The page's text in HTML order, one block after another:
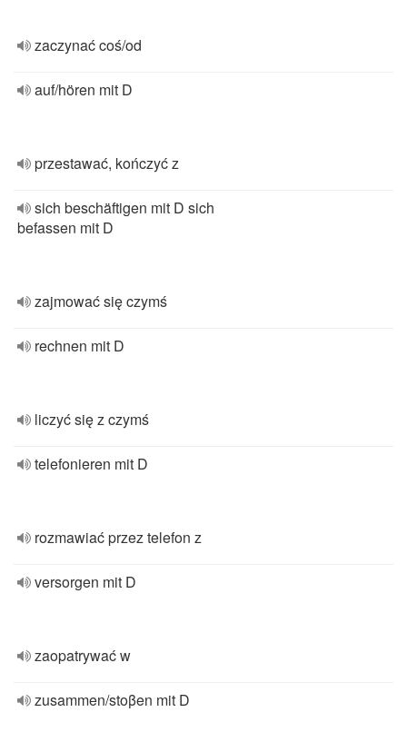
zaczynać coś/od
auf/hören mit D
przestawać, kończyć z
sich beschäftigen mit D sich
befassen mit D
zajmować się czymś
rechnen mit D
liczyć się z czymś
telefonieren mit D
rozmawiać przez telefon z
versorgen mit D
zaopatrywać w
zusammen/stoβen mit D